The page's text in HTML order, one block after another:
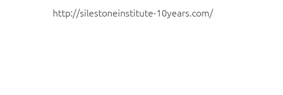
http://silestoneinstitute-10years.com/